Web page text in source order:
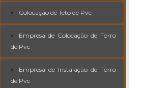
Colocação de Teto de Pvc
Empresa de Colocação de Forro
de Pvc
Empresa de Instalação de Forro
de Pvc